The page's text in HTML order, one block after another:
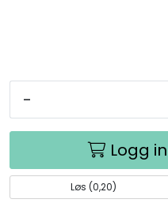
-
Logg
Løs (0,20)